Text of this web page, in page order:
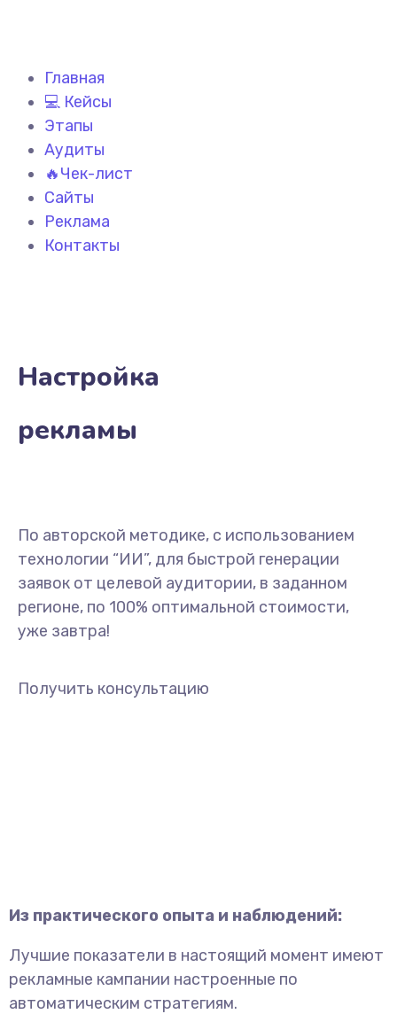
Главная
💻 Кейсы
Этапы
Аудиты
🔥Чек-лист
Сайты
Реклама
Контакты
Настройка
рекламы
По авторской методике, с использованием
технологии “ИИ”, для быстрой генерации
заявок от целевой аудитории, в заданном
регионе, по 100% оптимальной стоимости,
уже завтра!
Получить консультацию
Из практического опыта и наблюдений:
Лучшие показатели в настоящий момент имеют
рекламные кампании настроенные по
автоматическим стратегиям.